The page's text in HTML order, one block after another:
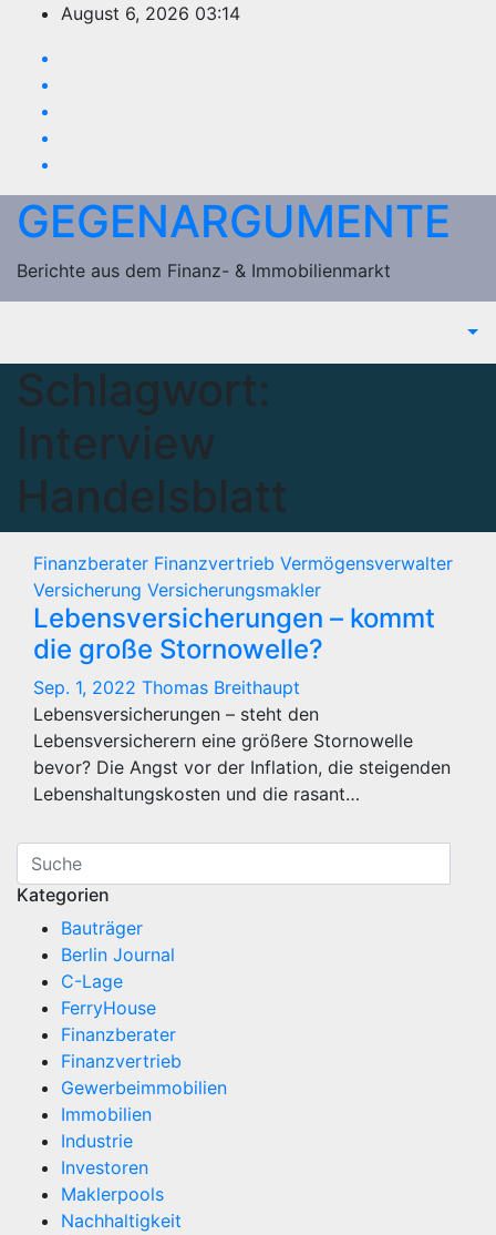
springen
August 6, 2026 03:14
GEGENARGUMENTE
Berichte aus dem Finanz- & Immobilienmarkt
Schlagwort:
Interview
Handelsblatt
Finanzberater Finanzvertrieb Vermögensverwalter
Versicherung Versicherungsmakler
Lebensversicherungen – kommt
die große Stornowelle?
Sep. 1, 2022 Thomas Breithaupt
Lebensversicherungen – steht den
Lebensversicherern eine größere Stornowelle
bevor? Die Angst vor der Inflation, die steigenden
Lebenshaltungskosten und die rasant…
Kategorien
Bauträger
Berlin Journal
C-Lage
FerryHouse
Finanzberater
Finanzvertrieb
Gewerbeimmobilien
Immobilien
Industrie
Investoren
Maklerpools
Nachhaltigkeit